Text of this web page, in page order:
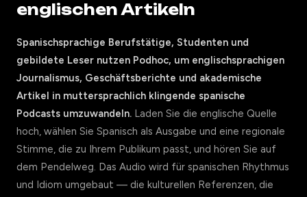
englischen Artikeln
Spanischsprachige Berufstätige, Studenten und
gebildete Leser nutzen Podhoc, um englischsprachigen
Journalismus, Geschäftsberichte und akademische
Artikel in muttersprachlich klingende spanische
Podcasts umzuwandeln. Laden Sie die englische Quelle
hoch, wählen Sie Spanisch als Ausgabe und eine regionale
Stimme, die zu Ihrem Publikum passt, und hören Sie auf
dem Pendelweg. Das Audio wird für spanischen Rhythmus
und Idiom umgebaut — die kulturellen Referenzen, die